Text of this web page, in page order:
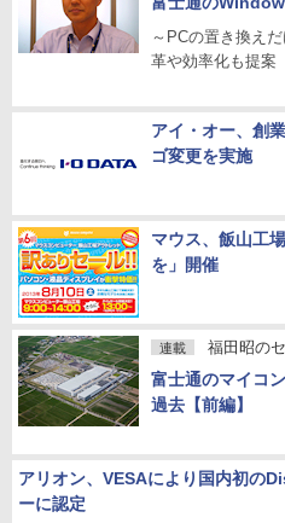
～PCの置き換え
革や効率化も提案
アイ・オー、創
ゴ変更を実施
マウス、飯山工
を」開催
連載 福田昭の
富士通のマイコ
過去【前編】
アリオン、VESAにより国内初の
ーに認定